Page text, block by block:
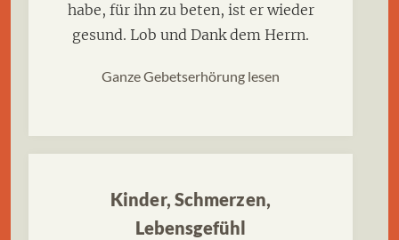
habe, für ihn zu beten, ist er wieder
gesund. Lob und Dank dem Herrn.
Ganze Gebetserhörung lesen
Kinder, Schmerzen,
Lebensgefühl